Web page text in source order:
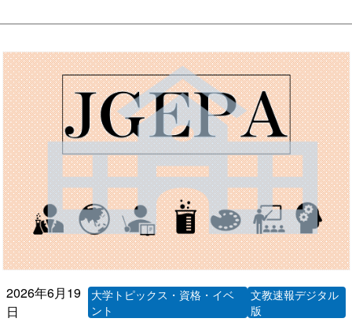
2026年6月19
日
大学トピックス・資格・イベ
ント
文教速報デジタル
版